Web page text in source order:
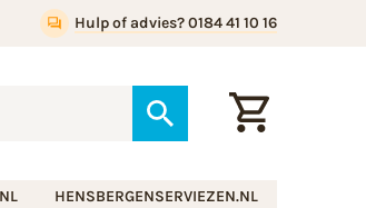
Hulp of advies? 0184 41 10 16
HENSBERGENSERVIEZEN.NL